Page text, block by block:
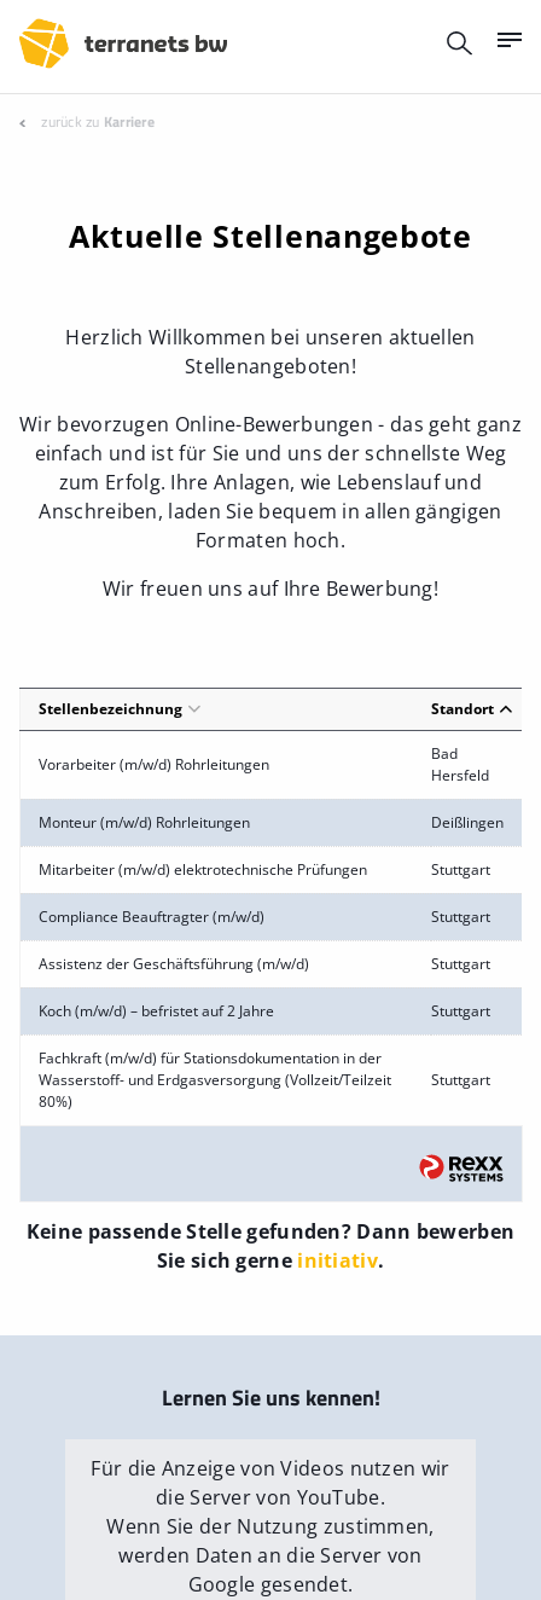
zurück zu Karriere
Aktuelle Stellenangebote
Herzlich Willkommen bei unseren aktuellen
Stellenangeboten!
Wir bevorzugen Online-Bewerbungen - das geht ganz
einfach und ist für Sie und uns der schnellste Weg
zum Erfolg. Ihre Anlagen, wie Lebenslauf und
Anschreiben, laden Sie bequem in allen gängigen
Formaten hoch.
Wir freuen uns auf Ihre Bewerbung!
Stellenbezeichnung Standort
Vorarbeiter (m/w/d) Rohrleitungen
Bad
Hersfeld
Monteur (m/w/d) Rohrleitungen Deißlingen
Mitarbeiter (m/w/d) elektrotechnische Prüfungen Stuttgart
Compliance Beauftragter (m/w/d) Stuttgart
Assistenz der Geschäftsführung (m/w/d) Stuttgart
Koch (m/w/d) – befristet auf 2 Jahre Stuttgart
Fachkraft (m/w/d) für Stationsdokumentation in der
Wasserstoff- und Erdgasversorgung (Vollzeit/Teilzeit
80%)
Stuttgart
Keine passende Stelle gefunden? Dann bewerben
Sie sich gerne initiativ.
Lernen Sie uns kennen!
Für die Anzeige von Videos nutzen wir
die Server von YouTube.
Wenn Sie der Nutzung zustimmen,
werden Daten an die Server von
Google gesendet.